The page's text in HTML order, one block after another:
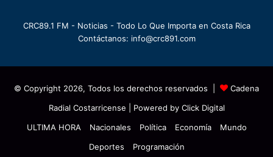
CRC89.1 FM - Noticias - Todo Lo Que Importa en Costa Rica
Contáctanos: info@crc891.com
© Copyright 2026, Todos los derechos reservados |
Cadena
Radial Costarricense | Powered by Click Digital
ULTIMA HORA
Nacionales Política Economía
Mundo
Deportes
Programación